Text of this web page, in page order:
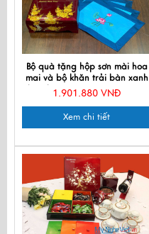
Bộ quà tặng hộp sơn mài hoa
mai và bộ khăn trải bàn xanh
nhạt thêu sen CBMNV-KLTB11.2
1.901.880 VNĐ
Xem chi tiết